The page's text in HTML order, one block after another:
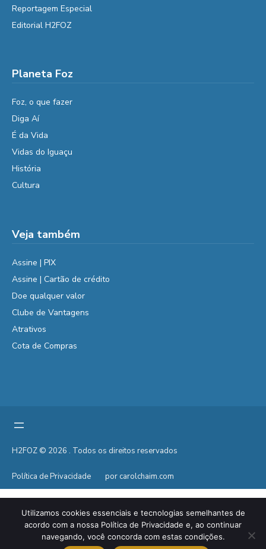
Reportagem Especial
Editorial H2FOZ
Planeta Foz
Foz, o que fazer
Diga Aí
É da Vida
Vidas do Iguaçu
História
Cultura
Veja também
Assine | PIX
Assine | Cartão de crédito
Doe qualquer valor
Clube de Vantagens
Atrativos
Cota de Compras
H2FOZ © 2026 . Todos os direitos reservados
Política de Privacidade por carolchaim.com
Utilizamos cookies essenciais e tecnologias semelhantes de
acordo com a nossa Política de Privacidade e, ao continuar
navegando, você concorda com estas condições.